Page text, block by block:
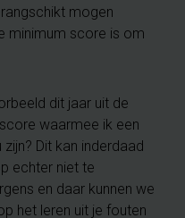
mogen
minimum score is om
dit jaar uit de
waarmee ik een
Dit kan inderdaad
echter niet te
en daar kunnen we
het leren uit je fouten